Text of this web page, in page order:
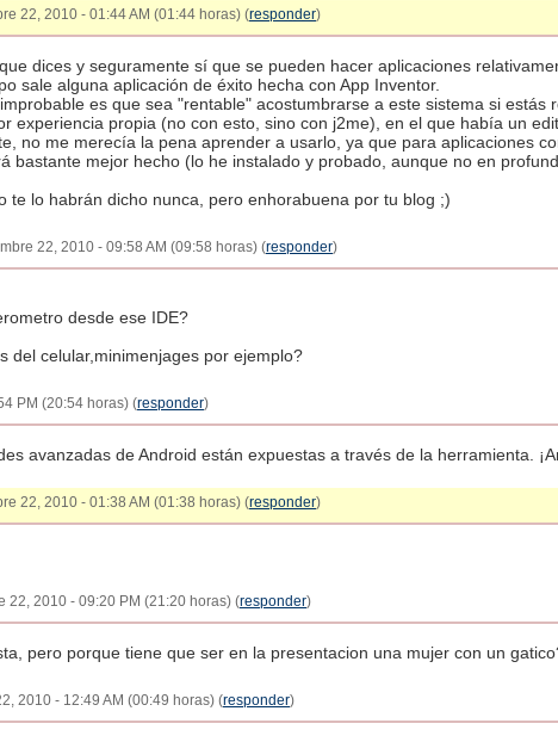
22, 2010 - 01:44 AM (01:44 horas) (responder)
dices y seguramente sí que se pueden hacer aplicaciones
sale alguna aplicación de éxito hecha con App Inventor.
es que sea "rentable" acostumbrarse a este sistema si estás
experiencia propia (no con esto, sino con j2me), en el que había un
no me merecía la pena aprender a usarlo, ya que para aplicaciones
bastante mejor hecho (lo he instalado y probado, aunque no en
te lo habrán dicho nunca, pero enhorabuena por tu blog ;)
22, 2010 - 09:58 AM (09:58 horas) (responder)
desde ese IDE?
del celular,minimenjages por ejemplo?
PM (20:54 horas) (responder)
avanzadas de Android están expuestas a través de la herramienta.
22, 2010 - 01:38 AM (01:38 horas) (responder)
22, 2010 - 09:20 PM (21:20 horas) (responder)
pero porque tiene que ser en la presentacion una mujer con un
2010 - 12:49 AM (00:49 horas) (responder)